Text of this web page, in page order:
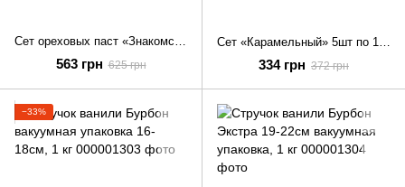
Сет ореховых паст «Знакомство» 5шт по 100 г
563 грн 625 грн
Сет «Карамельный» 5шт по 100 г
334 грн 372 грн
−33%